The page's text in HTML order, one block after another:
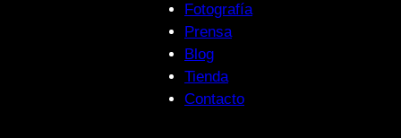
Fotografía
Prensa
Blog
Tienda
Contacto